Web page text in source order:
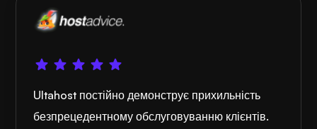
Ultahost постійно демонструє прихильність
безпрецедентному обслуговуванню клієнтів.